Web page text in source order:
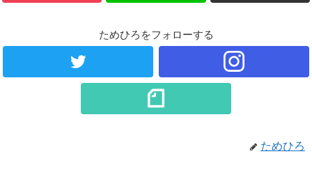
ためひろをフォローする
ためひろ